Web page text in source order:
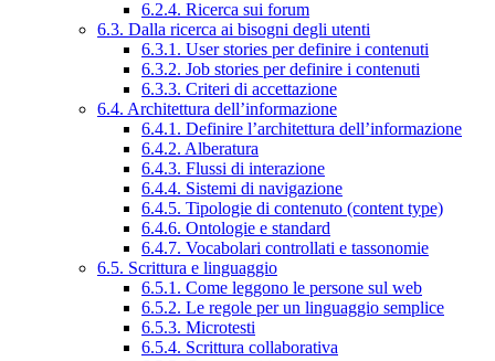
6.2.4. Ricerca sui forum
6.3. Dalla ricerca ai bisogni degli utenti
6.3.1. User stories per definire i contenuti
6.3.2. Job stories per definire i contenuti
6.3.3. Criteri di accettazione
6.4. Architettura dell’informazione
6.4.1. Definire l’architettura dell’informazione
6.4.2. Alberatura
6.4.3. Flussi di interazione
6.4.4. Sistemi di navigazione
6.4.5. Tipologie di contenuto (content type)
6.4.6. Ontologie e standard
6.4.7. Vocabolari controllati e tassonomie
6.5. Scrittura e linguaggio
6.5.1. Come leggono le persone sul web
6.5.2. Le regole per un linguaggio semplice
6.5.3. Microtesti
6.5.4. Scrittura collaborativa